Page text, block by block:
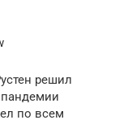
решил
по всем